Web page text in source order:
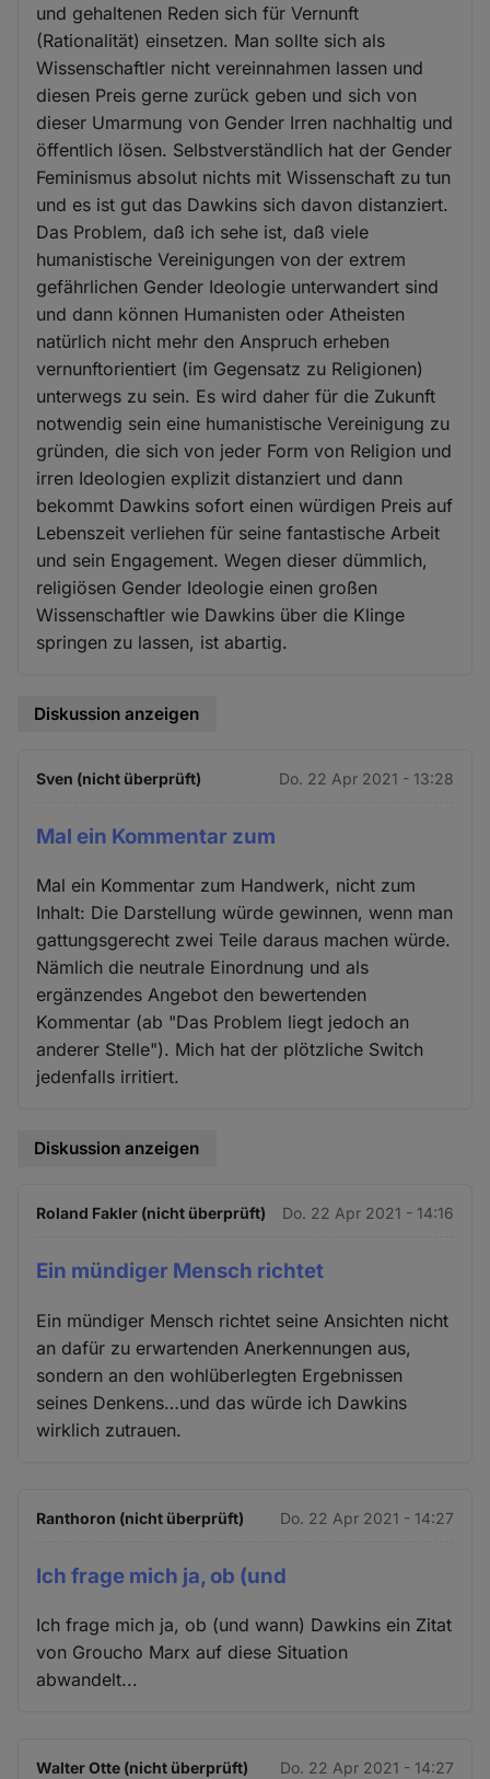
und gehaltenen Reden sich für Vernunft
(Rationalität) einsetzen. Man sollte sich als
Wissenschaftler nicht vereinnahmen lassen und
diesen Preis gerne zurück geben und sich von
dieser Umarmung von Gender Irren nachhaltig und
öffentlich lösen. Selbstverständlich hat der Gender
Feminismus absolut nichts mit Wissenschaft zu tun
und es ist gut das Dawkins sich davon distanziert.
Das Problem, daß ich sehe ist, daß viele
humanistische Vereinigungen von der extrem
gefährlichen Gender Ideologie unterwandert sind
und dann können Humanisten oder Atheisten
natürlich nicht mehr den Anspruch erheben
vernunftorientiert (im Gegensatz zu Religionen)
unterwegs zu sein. Es wird daher für die Zukunft
notwendig sein eine humanistische Vereinigung zu
gründen, die sich von jeder Form von Religion und
irren Ideologien explizit distanziert und dann
bekommt Dawkins sofort einen würdigen Preis auf
Lebenszeit verliehen für seine fantastische Arbeit
und sein Engagement. Wegen dieser dümmlich,
religiösen Gender Ideologie einen großen
Wissenschaftler wie Dawkins über die Klinge
springen zu lassen, ist abartig.
Diskussion anzeigen
Sven (nicht überprüft) Do. 22 Apr 2021 - 13:28
Mal ein Kommentar zum
Mal ein Kommentar zum Handwerk, nicht zum
Inhalt: Die Darstellung würde gewinnen, wenn man
gattungsgerecht zwei Teile daraus machen würde.
Nämlich die neutrale Einordnung und als
ergänzendes Angebot den bewertenden
Kommentar (ab "Das Problem liegt jedoch an
anderer Stelle"). Mich hat der plötzliche Switch
jedenfalls irritiert.
Diskussion anzeigen
Roland Fakler (nicht überprüft) Do. 22 Apr 2021 - 14:16
Ein mündiger Mensch richtet
Ein mündiger Mensch richtet seine Ansichten nicht
an dafür zu erwartenden Anerkennungen aus,
sondern an den wohlüberlegten Ergebnissen
seines Denkens…und das würde ich Dawkins
wirklich zutrauen.
Ranthoron (nicht überprüft) Do. 22 Apr 2021 - 14:27
Ich frage mich ja, ob (und
Ich frage mich ja, ob (und wann) Dawkins ein Zitat
von Groucho Marx auf diese Situation
abwandelt...
Walter Otte (nicht überprüft) Do. 22 Apr 2021 - 14:27